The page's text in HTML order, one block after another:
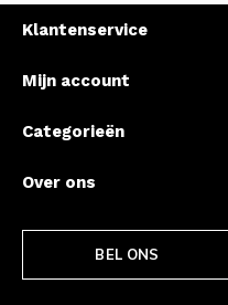
Klantenservice
Mijn account
Categorieën
Over ons
BEL ONS